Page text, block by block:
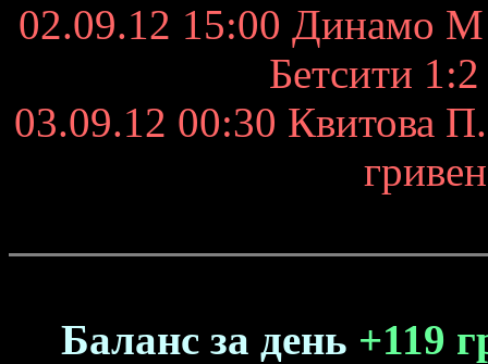
02.09.12 15:00 Динамо
Бетсити
03.09.12 00:30 Квитова
Баланс за день +119